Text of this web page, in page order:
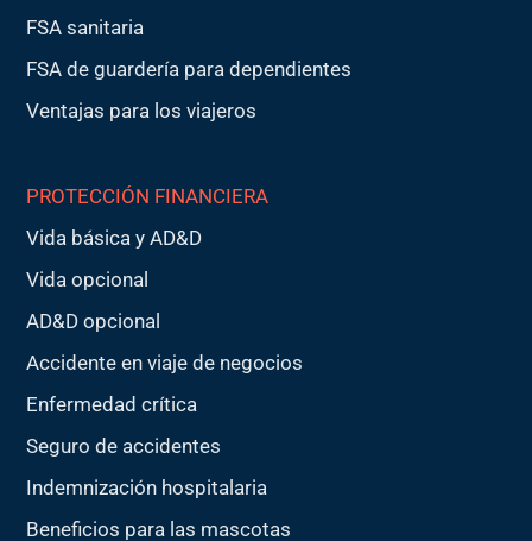
FSA sanitaria
FSA de guardería para dependientes
Ventajas para los viajeros
PROTECCIÓN FINANCIERA
Vida básica y AD&D
Vida opcional
AD&D opcional
Accidente en viaje de negocios
Enfermedad crítica
Seguro de accidentes
Indemnización hospitalaria
Beneficios para las mascotas